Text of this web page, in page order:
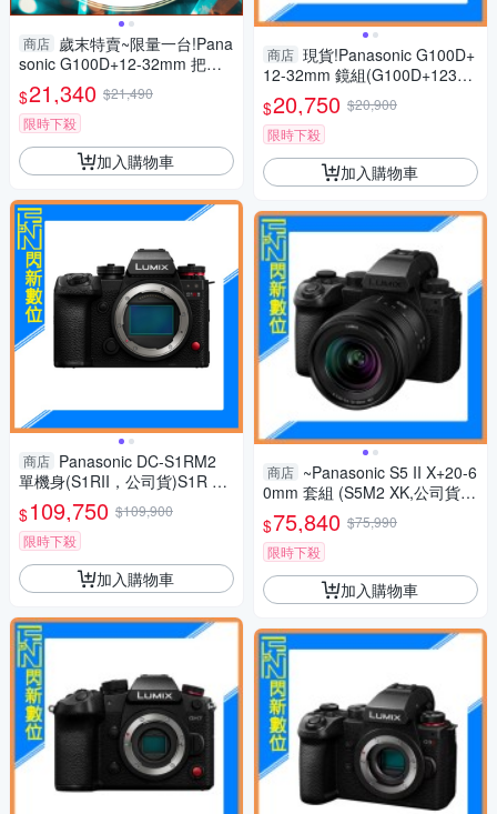
商店 歲末特賣~限量一台!Pana
sonic G100D+12-32mm 把手
組(G100D+1232+SHGR2，公
司貨)
$21,340 $21,490
限時下殺
加入購物車
商店 Panasonic DC-S1RM2
單機身(S1RII，公司貨)S1R Ma
rk II S1R2
$109,750 $109,900
限時下殺
加入購物車
商店 現貨!Panasonic G100D+
12-32mm 鏡組(G100D+123
2，公司貨)G100
$20,750 $20,900
限時下殺
加入購物車
商店 ~Panasonic S5 II X+20-6
0mm 套組 (S5M2 XK,公司貨)
S5IIXK
$75,840 $75,990
限時下殺
加入購物車